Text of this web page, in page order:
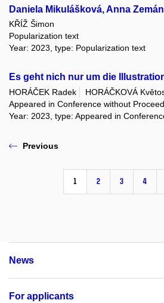
Daniela Mikulášková, Anna
KŘÍŽ Šimon
Popularization text
Year: 2023, type: Popularization text
Es geht nich nur um die
HORÁČEK Radek
HORÁČKOVÁ
Appeared in Conference without
Year: 2023, type: Appeared in
Previous
1 2 3 4
News
For applicants